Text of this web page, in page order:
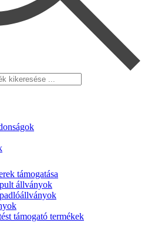
támogatása
állványok
támogató termékek